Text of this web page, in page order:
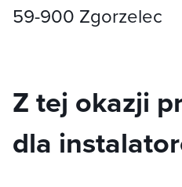
59-900 Zgorzelec
Z tej okazji
dla